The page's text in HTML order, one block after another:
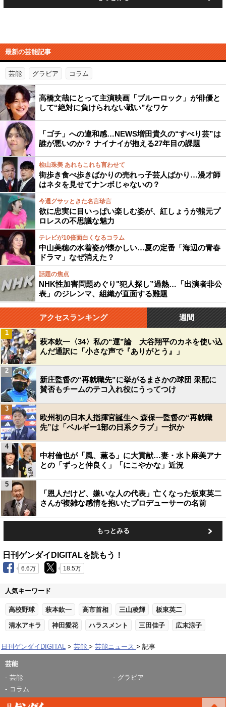
最新の芸能記事
芸能 グラビア コラム
高橋文哉にとって主演映画「ブルーロック」が俳優と
して“絶対に負けられない戦い”なワケ
「ゴチ」への違和感…NEWS増田貴久の“すべり芸”は
誰が悪いのか？ ナイナイが抱える27年目の課題
桧山珠美 あれもこれも言わせて
街歩き食べ歩きばかりの売れっ子芸人ばかり…漫才師
はネタを見せてナンボじゃないの？
今週グサッときた名言珍言
欲に忠実に目いっぱい楽しむ姿が、紅しょうが熊元プ
ロレスの不思議な魅力
テレビが10倍面白くなるコラム
中山美穂の水着姿が懐かしい…夏の定番「海辺の青春
ドラマ」なぜ消えた？
話題の焦点
NHK性加害問題めぐり"犯人探し”過熱…「出演者非公
表」のジレンマ、組織が直面する難題
アクセスランキング 週間
萩本欽一〈34〉私の“運”論 大谷翔平のカネを使い込
んだ通訳に「小さな声で『ありがとう』」
1
新庄監督の“再就職先”に挙がるまさかの球団 采配に
賛否もチームのテコ入れ役にうってつけ
2
欧州初の日本人指揮官誕生へ 森保一監督の“再就職
先”は「ベルギー1部の日系クラブ」一択か
3
中村倫也が「風、薫る」に大貢献…妻・水卜麻美アナ
との「ずっと仲良く」「にこやかな」近況
4
「恩人だけど、嫌いな人の代表」亡くなった板東英二
さんが複雑な感情を抱いたプロデューサーの名前
5
もっとみる
日刊ゲンダイDIGITALを読もう！
6.6万 18.5万
人気キーワード
高校野球 萩本欽一 高市首相 三山凌輝 板東英二
清水アキラ 神田愛花 ハラスメント 三田佳子 広末涼子
日刊ゲンダイDIGITAL 芸能 芸能ニュース 記事
芸能
芸能
グラビア
コラム